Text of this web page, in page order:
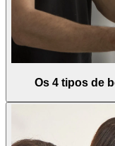
Os 4 tipos de